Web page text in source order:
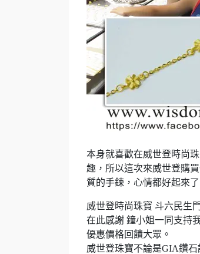
本身就喜歡在威世登時尚
趣，所以這次來威世登購
質的手鍊，心情都好起來
威世登時尚珠寶 斗六民生
在此感謝 鐘小姐一同支持
優惠價格回饋大眾。
威世登珠寶不論是GIA鑽